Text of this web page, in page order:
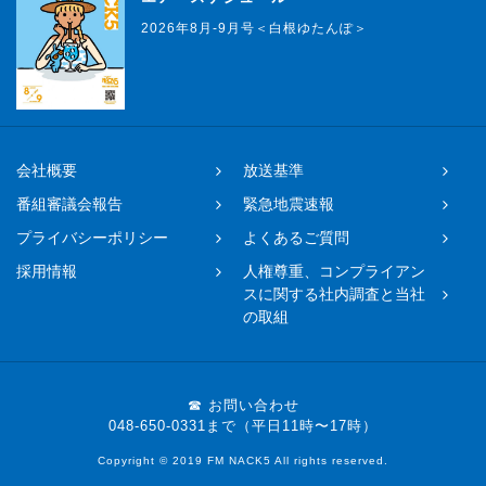
2026年8月-9月号＜白根ゆたんぽ＞
会社概要
放送基準
番組審議会報告
緊急地震速報
プライバシーポリシー
よくあるご質問
採用情報
人権尊重、コンプライアン
スに関する社内調査と当社
の取組
☎ お問い合わせ
048-650-0331まで（平日11時〜17時）
Copyright © 2019 FM NACK5 All rights reserved.